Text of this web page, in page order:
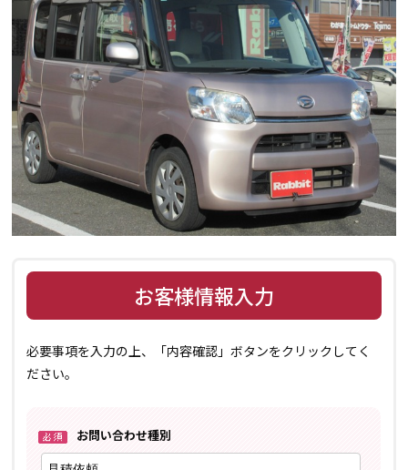
お客様情報入力
必要事項を入力の上、「内容確認」ボタンをクリックしてく
ださい。
お問い合わせ種別